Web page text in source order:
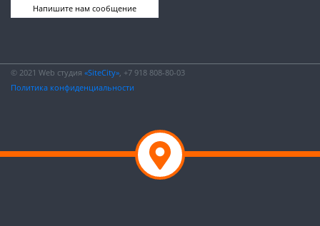
Напишите нам сообщение
© 2021 Web студия «SiteCity», +7 918 808-80-03
Политика конфиденциальности